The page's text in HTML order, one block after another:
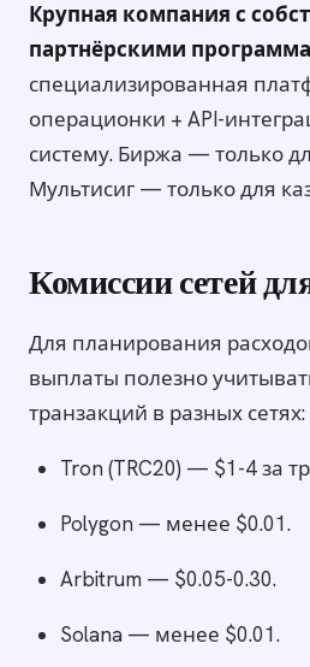
Крупная компания с
партнёрскими
специализированная
операционки + API-
систему. Биржа — только
Мультисиг — только для
Комиссии сетей
Для планирования
выплаты полезно
транзакций в разных сетях:
Tron (TRC20) — $1-4 за
Polygon — менее $0.01.
Arbitrum — $0.05-0.30.
Solana — менее $0.01.